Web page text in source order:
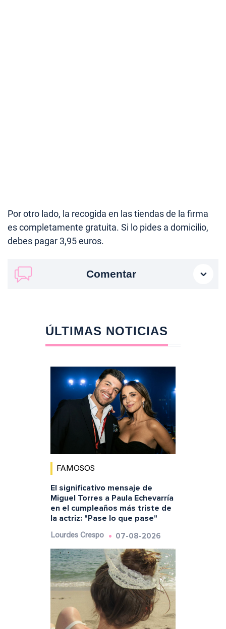
Por otro lado, la recogida en las tiendas de la firma
es completamente gratuita. Si lo pides a domicilio,
debes pagar 3,95 euros.
Comentar
ÚLTIMAS NOTICIAS
FAMOSOS
El significativo mensaje de
Miguel Torres a Paula Echevarría
en el cumpleaños más triste de
la actriz: "Pase lo que pase"
Lourdes Crespo 07-08-2026